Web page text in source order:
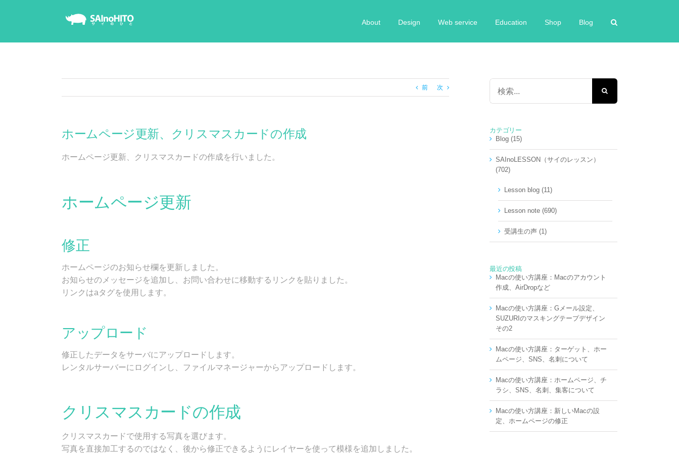
About Design Web service Education Shop Blog
前 次
ホームページ更新、クリスマスカードの作成
ホームページ更新、クリスマスカードの作成を行いました。
ホームページ更新
修正
ホームページのお知らせ欄を更新しました。
お知らせのメッセージを追加し、お問い合わせに移動するリンクを貼りました。
リンクはaタグを使用します。
アップロード
修正したデータをサーバにアップロードします。
レンタルサーバーにログインし、ファイルマネージャーからアップロードします。
クリスマスカードの作成
クリスマスカードで使用する写真を選びます。
写真を直接加工するのではなく、後から修正できるようにレイヤーを使って模様を追加しました。
検
…
カテゴリー
Blog (15)
SAInoLESSON（サイのレッスン）
(702)
Lesson blog (11)
Lesson note (690)
受講生の声 (1)
最近の投稿
Macの使い方講座：Macのアカウント
作成、AirDropなど
Macの使い方講座：Gメール設定、
SUZURIのマスキングテープデザイン
その2
Macの使い方講座：ターゲット、ホー
ムページ、SNS、名刺について
Macの使い方講座：ホームページ、チ
ラシ、SNS、名刺、集客について
Macの使い方講座：新しいMacの設
定、ホームページの修正